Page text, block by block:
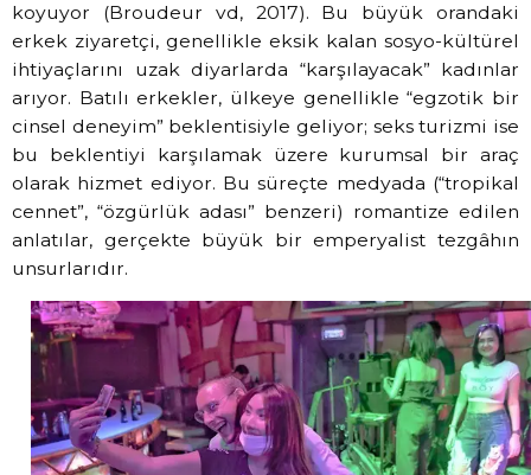
koyuyor (Broudeur vd, 2017). Bu büyük orandaki
erkek ziyaretçi, genellikle eksik kalan sosyo-kültürel
ihtiyaçlarını uzak diyarlarda “karşılayacak” kadınlar
arıyor. Batılı erkekler, ülkeye genellikle “egzotik bir
cinsel deneyim” beklentisiyle geliyor; seks turizmi ise
bu beklentiyi karşılamak üzere kurumsal bir araç
olarak hizmet ediyor. Bu süreçte medyada (“tropikal
cennet”, “özgürlük adası” benzeri) romantize edilen
anlatılar, gerçekte büyük bir emperyalist tezgâhın
unsurlarıdır.